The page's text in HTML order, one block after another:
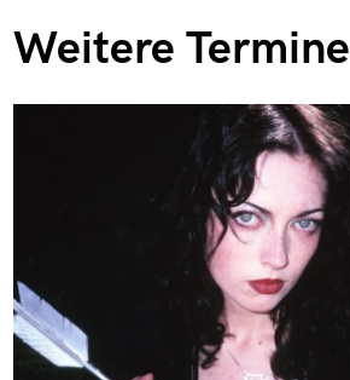
Weitere Termine